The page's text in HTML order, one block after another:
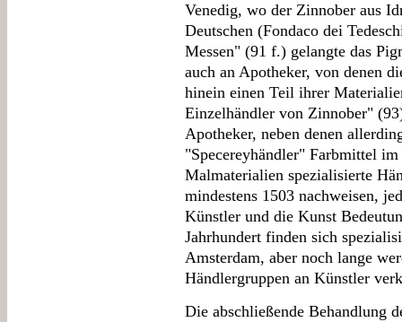
Venedig, wo der Zinnober aus
Deutschen (Fondaco dei
Messen" (91 f.) gelangte das
auch an Apotheker, von denen
hinein einen Teil ihrer
Einzelhändler von Zinnober"
Apotheker, neben denen
"Specereyhändler" Farbmittel
Malmaterialien spezialisierte
mindestens 1503 nachweisen,
Künstler und die Kunst
Jahrhundert finden sich
Amsterdam, aber noch lange
Händlergruppen an Künstler
Die abschließende Behandlung